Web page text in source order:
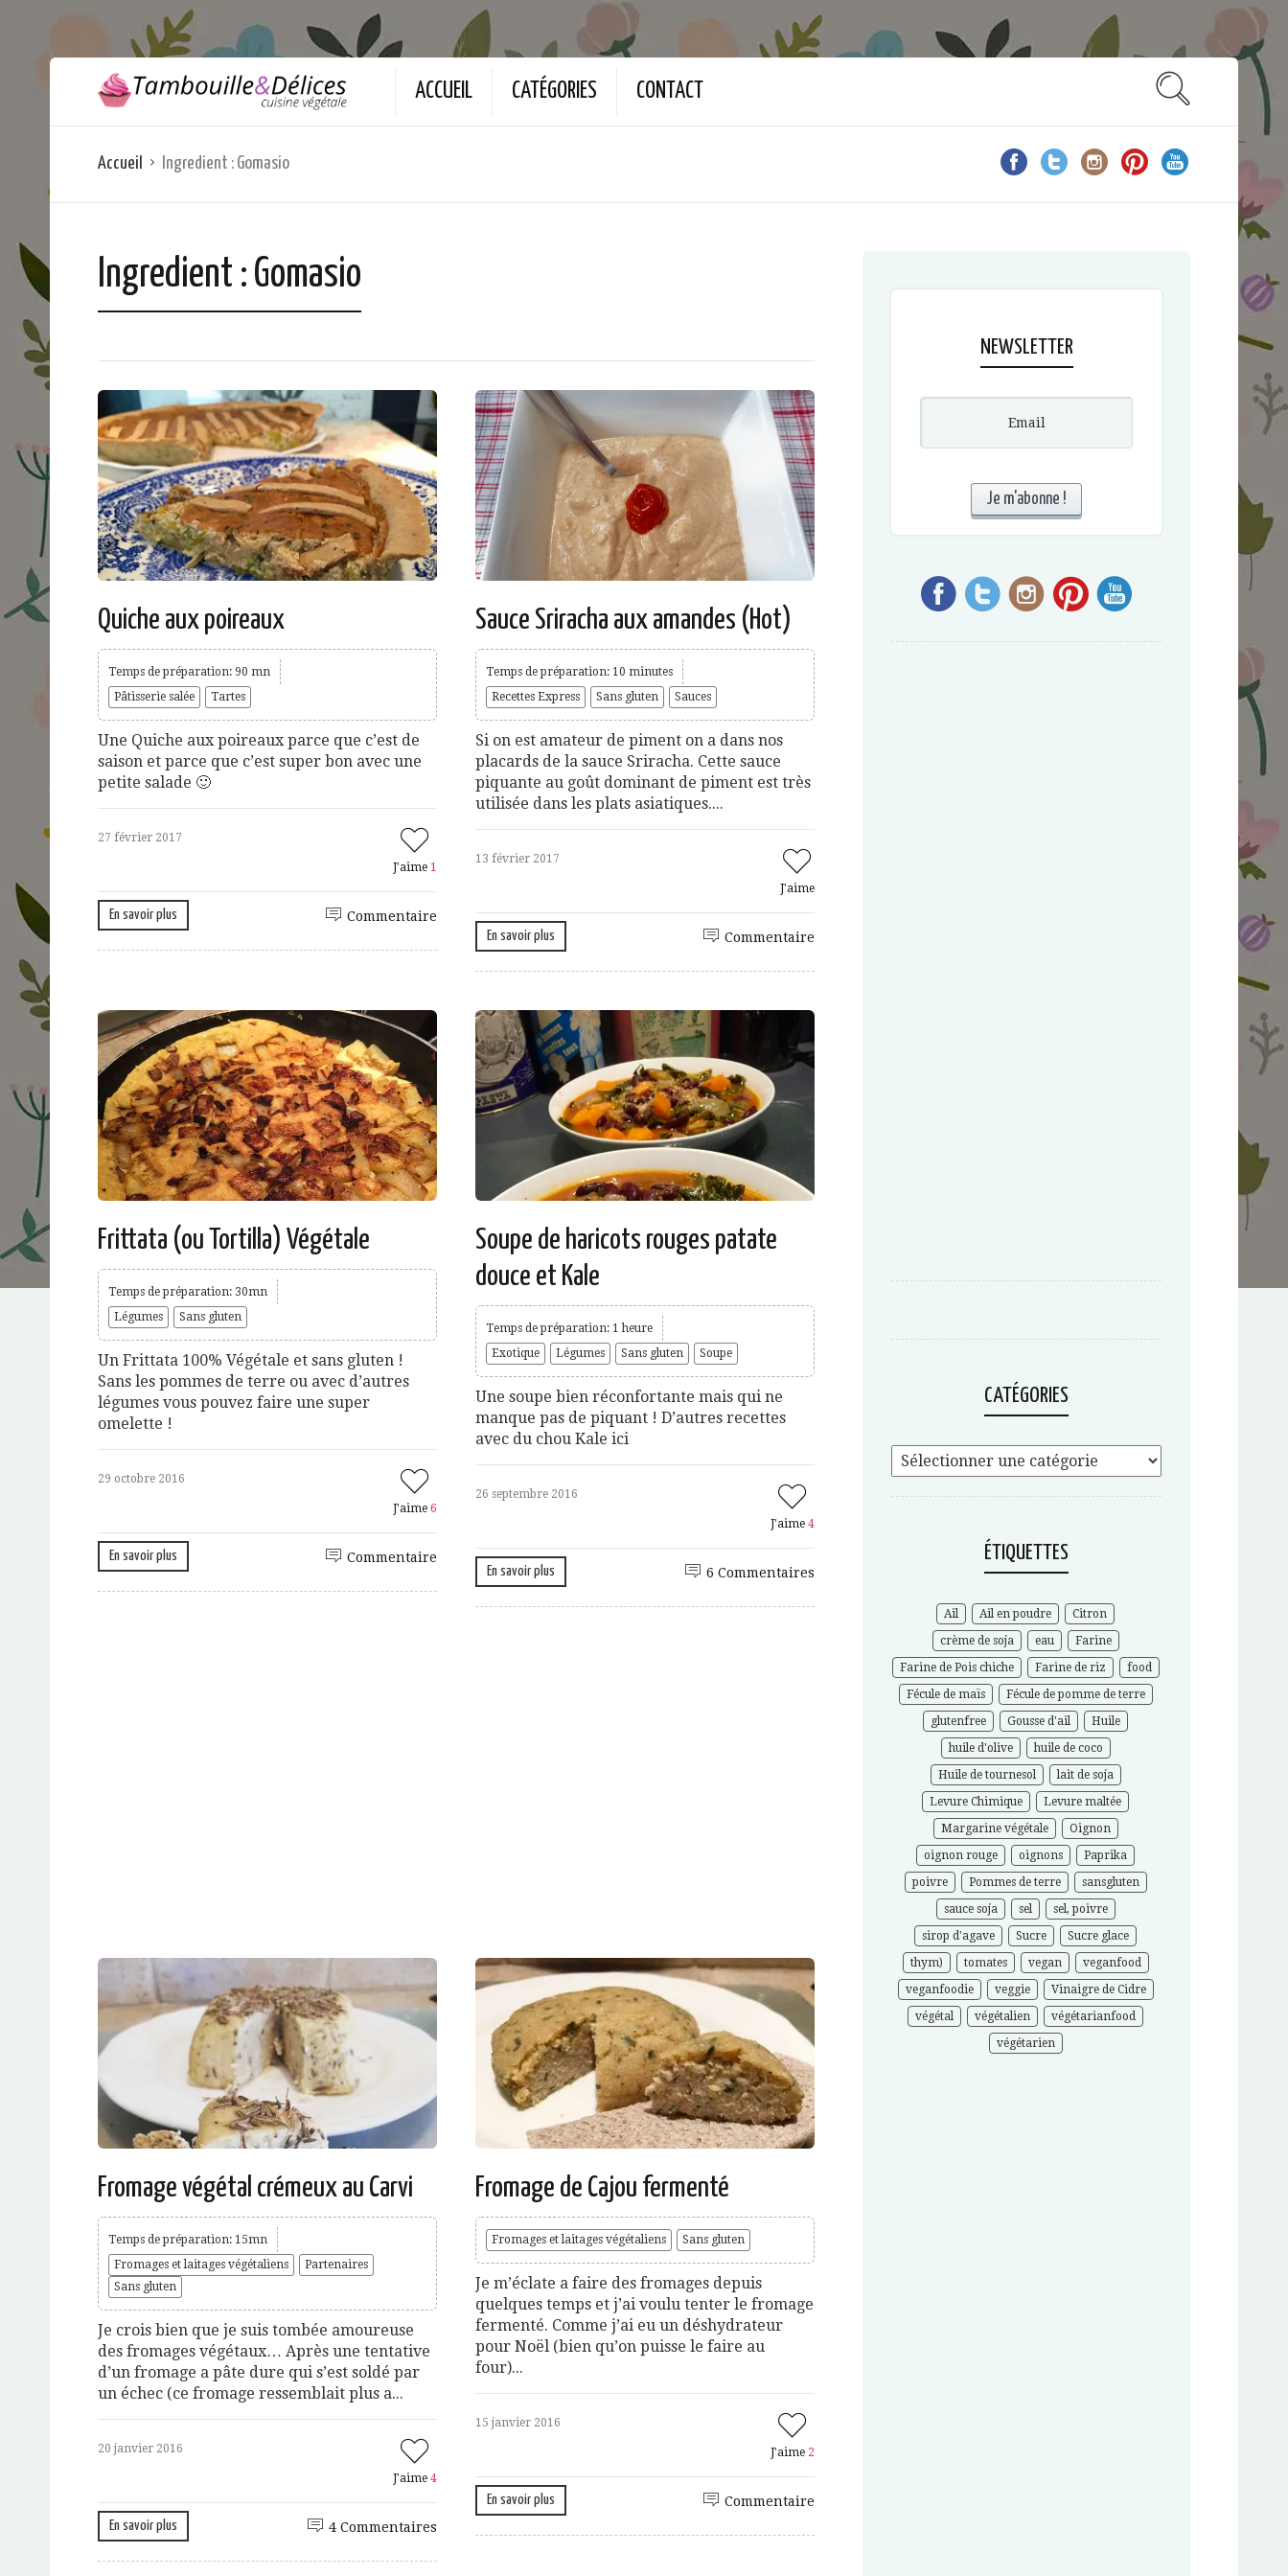
ACCUEIL CATÉGORIES CONTACT
Accueil Ingredient : Gomasio
Ingredient : Gomasio
Quiche aux poireaux
Temps de préparation: 90 mn
Pâtisserie salée
Tartes
Une Quiche aux poireaux parce que c’est de
saison et parce que c’est super bon avec une
petite salade 🙂
27 février 2017
J'aime 1
En savoir plus Commentaire
Sauce Sriracha aux amandes (Hot)
Temps de préparation: 10 minutes
Recettes Express
Sans gluten Sauces
Si on est amateur de piment on a dans nos
placards de la sauce Sriracha. Cette sauce
piquante au goût dominant de piment est très
utilisée dans les plats asiatiques....
13 février 2017
J'aime
En savoir plus Commentaire
Frittata (ou Tortilla) Végétale
Temps de préparation: 30mn
Légumes
Sans gluten
Un Frittata 100% Végétale et sans gluten !
Sans les pommes de terre ou avec d’autres
légumes vous pouvez faire une super
omelette !
29 octobre 2016
J'aime 6
En savoir plus Commentaire
Soupe de haricots rouges patate
douce et Kale
Temps de préparation: 1 heure
Exotique
Légumes Sans gluten Soupe
Une soupe bien réconfortante mais qui ne
manque pas de piquant ! D’autres recettes
avec du chou Kale ici
26 septembre 2016
J'aime 4
En savoir plus 6 Commentaires
Fromage végétal crémeux au Carvi
Temps de préparation: 15mn
Fromages et laitages végétaliens
Partenaires
Sans gluten
Je crois bien que je suis tombée amoureuse
des fromages végétaux… Après une tentative
d’un fromage a pâte dure qui s’est soldé par
un échec (ce fromage ressemblait plus a...
20 janvier 2016
J'aime 4
En savoir plus 4 Commentaires
Fromage de Cajou fermenté
Fromages et laitages végétaliens Sans gluten
Je m’éclate a faire des fromages depuis
quelques temps et j’ai voulu tenter le fromage
fermenté. Comme j’ai eu un déshydrateur
pour Noël (bien qu’on puisse le faire au
four)...
15 janvier 2016
J'aime 2
En savoir plus Commentaire
NEWSLETTER
CATÉGORIES
ÉTIQUETTES
Ail Ail en poudre
Citron
crème de soja
eau
Farine
Farine de Pois chiche
Farine de riz
food
Fécule de maïs
Fécule de pomme de terre
glutenfree
Gousse d'ail
Huile
huile d'olive
huile de coco
Huile de tournesol
lait de soja
Levure Chimique
Levure maltée
Margarine végétale
Oignon
oignon rouge
oignons
Paprika
poivre
Pommes de terre
sansgluten
sauce soja
sel
sel, poivre
sirop d'agave
Sucre
Sucre glace
thym)
tomates vegan
veganfood
veganfoodie
veggie
Vinaigre de Cidre
végétal
végétalien
végétarianfood
végétarien